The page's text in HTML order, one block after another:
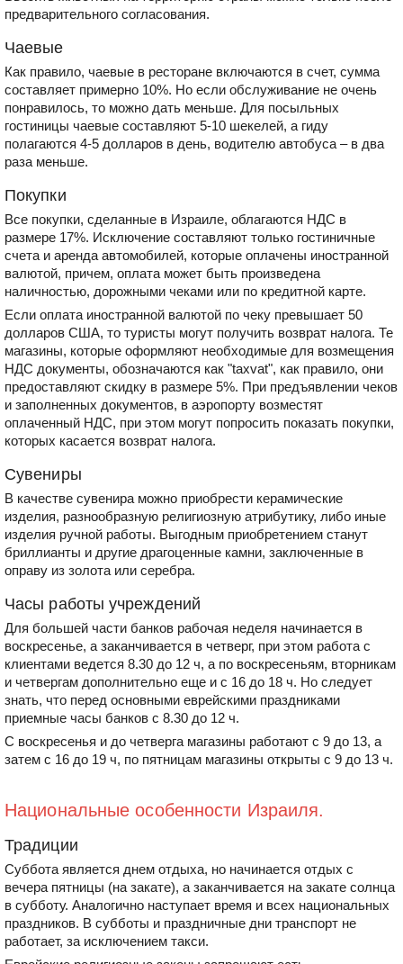
предварительного согласования.
Чаевые
Как правило, чаевые в ресторане включаются в счет, сумма
составляет примерно 10%. Но если обслуживание не очень
понравилось, то можно дать меньше. Для посыльных
гостиницы чаевые составляют 5-10 шекелей, а гиду
полагаются 4-5 долларов в день, водителю автобуса – в два
раза меньше.
Покупки
Все покупки, сделанные в Израиле, облагаются НДС в
размере 17%. Исключение составляют только гостиничные
счета и аренда автомобилей, которые оплачены иностранной
валютой, причем, оплата может быть произведена
наличностью, дорожными чеками или по кредитной карте.
Если оплата иностранной валютой по чеку превышает 50
долларов США, то туристы могут получить возврат налога. Те
магазины, которые оформляют необходимые для возмещения
НДС документы, обозначаются как "taxvat", как правило, они
предоставляют скидку в размере 5%. При предъявлении чеков
и заполненных документов, в аэропорту возместят
оплаченный НДС, при этом могут попросить показать покупки,
которых касается возврат налога.
Сувениры
В качестве сувенира можно приобрести керамические
изделия, разнообразную религиозную атрибутику, либо иные
изделия ручной работы. Выгодным приобретением станут
бриллианты и другие драгоценные камни, заключенные в
оправу из золота или серебра.
Часы работы учреждений
Для большей части банков рабочая неделя начинается в
воскресенье, а заканчивается в четверг, при этом работа с
клиентами ведется 8.30 до 12 ч, а по воскресеньям, вторникам
и четвергам дополнительно еще и с 16 до 18 ч. Но следует
знать, что перед основными еврейскими праздниками
приемные часы банков с 8.30 до 12 ч.
С воскресенья и до четверга магазины работают с 9 до 13, а
затем с 16 до 19 ч, по пятницам магазины открыты с 9 до 13 ч.
Национальные особенности Израиля.
Традиции
Суббота является днем отдыха, но начинается отдых с
вечера пятницы (на закате), а заканчивается на закате солнца
в субботу. Аналогично наступает время и всех национальных
праздников. В субботы и праздничные дни транспорт не
работает, за исключением такси.